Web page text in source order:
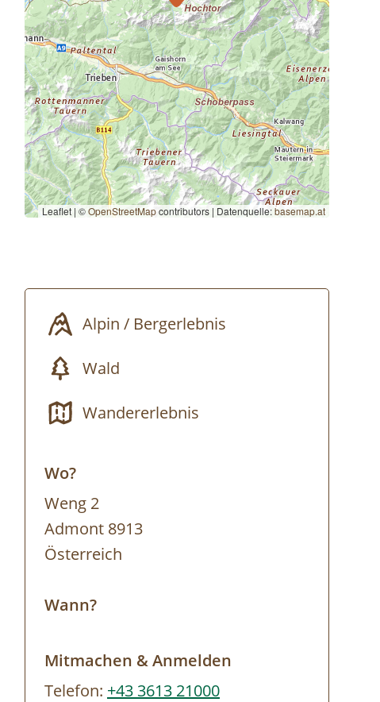
Leaflet | ©OpenStreetMapcontributors | Datenquelle:basemap.at
Alpin / Bergerlebnis
Wald
Wandererlebnis
Wo?
Weng 2
Admont 8913
Österreich
Wann?
Mitmachen & Anmelden
Telefon: +43 3613 21000